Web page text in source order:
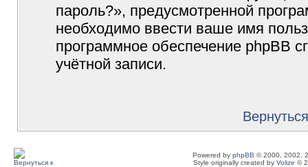
пароль?», предусмотренной
необходимо ввести ваше имя
программное обеспечение phpBB
учётной записи.
Powered by phpBB © 2000, 2002,
Style originally created by Volize ©